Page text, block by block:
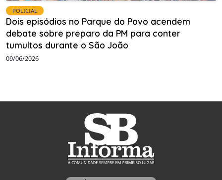
POLICIAL
Dois episódios no Parque do Povo acendem
debate sobre preparo da PM para conter
tumultos durante o São João
09/06/2026